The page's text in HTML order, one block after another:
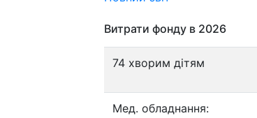
Витрати фонду в 2026
74 хворим дітям
Мед. обладнання: